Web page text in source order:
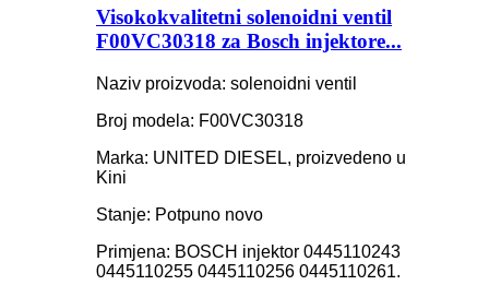
Visokokvalitetni solenoidni ventil
F00VC30318 za Bosch injektore...
Naziv proizvoda: solenoidni ventil
Broj modela: F00VC30318
Marka: UNITED DIESEL, proizvedeno u
Kini
Stanje: Potpuno novo
Primjena: BOSCH injektor 0445110243
0445110255 0445110256 0445110261.